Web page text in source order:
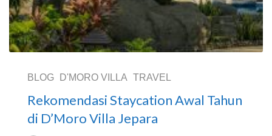
BLOG D'MORO VILLA TRAVEL
Rekomendasi Staycation Awal Tahun
di D’Moro Villa Jepara